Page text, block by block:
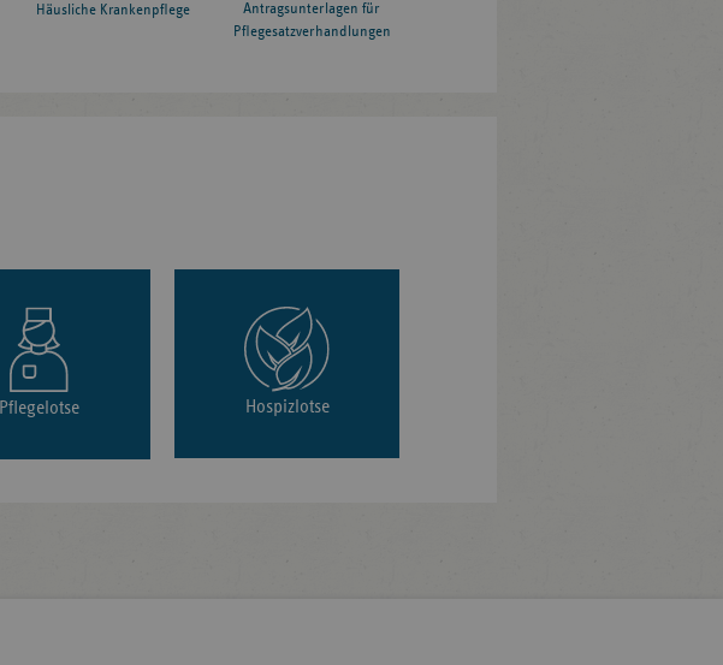
Häusliche Krankenpflege
Antragsunterlagen für
Pflegesatzverhandlungen
Pflegelotse Hospizlotse